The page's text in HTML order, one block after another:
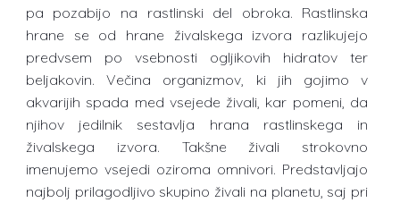
pa pozabijo na rastlinski del obroka. Rastlinska
hrane se od hrane živalskega izvora razlikujejo
predvsem po vsebnosti ogljikovih hidratov ter
beljakovin. Večina organizmov, ki jih gojimo v
akvarijih spada med vsejede živali, kar pomeni, da
njihov jedilnik sestavlja hrana rastlinskega in
živalskega izvora. Takšne živali strokovno
imenujemo vsejedi oziroma omnivori. Predstavljajo
najbolj prilagodljivo skupino živali na planetu, saj pri